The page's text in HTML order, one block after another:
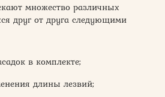
множество различных
друг от друга следующими
в комплекте;
длины лезвий;